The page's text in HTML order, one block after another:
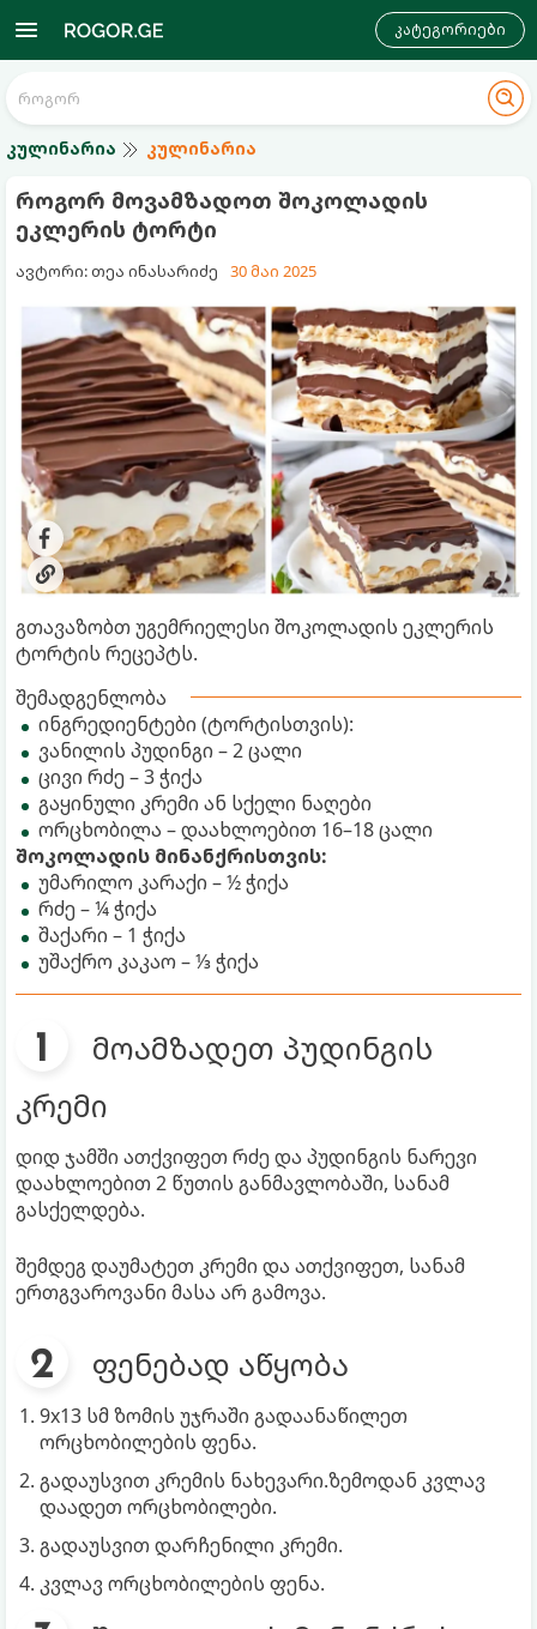
კატეგორიები
კულინარია კულინარია
როგორ მოვამზადოთ შოკოლადის
ეკლერის ტორტი
ავტორი: თეა ინასარიძე 30 მაი 2025
გთავაზობთ უგემრიელესი შოკოლადის ეკლერის
ტორტის რეცეპტს.
შემადგენლობა
ინგრედიენტები (ტორტისთვის):
ვანილის პუდინგი – 2 ცალი
ცივი რძე – 3 ჭიქა
გაყინული კრემი ან სქელი ნაღები
ორცხობილა – დაახლოებით 16–18 ცალი
შოკოლადის მინანქრისთვის:
უმარილო კარაქი – ½ ჭიქა
რძე – ¼ ჭიქა
შაქარი – 1 ჭიქა
უშაქრო კაკაო – ⅓ ჭიქა
მოამზადეთ პუდინგის
კრემი
დიდ ჯამში ათქვიფეთ რძე და პუდინგის ნარევი
დაახლოებით 2 წუთის განმავლობაში, სანამ
გასქელდება.
შემდეგ დაუმატეთ კრემი და ათქვიფეთ, სანამ
ერთგვაროვანი მასა არ გამოვა.
ფენებად აწყობა
9x13 სმ ზომის უჯრაში გადაანაწილეთ
ორცხობილების ფენა.
გადაუსვით კრემის ნახევარი.ზემოდან კვლავ
დაადეთ ორცხობილები.
გადაუსვით დარჩენილი კრემი.
კვლავ ორცხობილების ფენა.